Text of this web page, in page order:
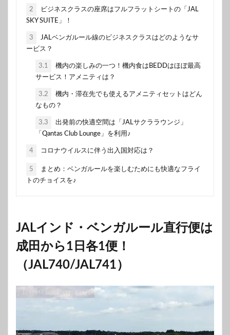
2
ビジネスクラスの座席はフルフラットシートの「JAL
SKY SUITE」！
3
JALベンガルール線のビジネスクラスはどのようなサ
ービス？
3.1
機内の楽しみの一つ！機内食はBEDDはほぼ最高
サービス！アメニティは？
3.2
機内・滞在先でも使えるアメニティセットはどん
なもの？
3.3
出発前の快適空間は「JALサクララウンジ」
「Qantas Club Lounge」を利用♪
4 コロナウイルスに伴う出入国対応は？
5
まとめ：ベンガルールを楽しむためにも快適なフライ
トのチョイスを♪
JALインド・ベンガルール直行便は
成田から1日各1便！
（JAL740/JAL741）